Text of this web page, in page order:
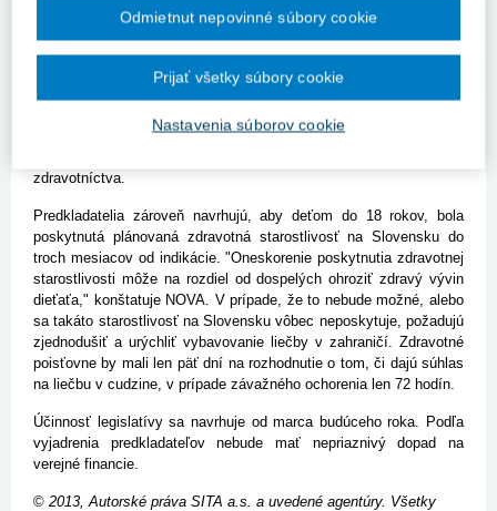
pre neho veľkou záťažou. "V prípade častých infekčných ochorení
u detí môže navyše choré dieťa nakaziť ďalšie deti v čakárni
lekára," uvádza skupina poslancov v návrhu s tým, že návšteva
v domácom prostredí dieťaťa je v mnohých prípadoch
poisťovne boli povinné plne uhradiť návštevu všeobecného lekára
doma u dieťaťa do 11 rokov veku, ak si to jeho stav bude
zdravotníctva.
Predkladatelia zároveň navrhujú, aby deťom do 18 rokov, bola
poskytnutá plánovaná zdravotná starostlivosť na Slovensku do
troch mesiacov od indikácie. "Oneskorenie poskytnutia zdravotnej
starostlivosti môže na rozdiel od dospelých ohroziť zdravý vývin
dieťaťa," konštatuje NOVA. V prípade, že to nebude možné, alebo
sa takáto starostlivosť na Slovensku vôbec neposkytuje, požadujú
zjednodušiť a urýchliť vybavovanie liečby v zahraničí. Zdravotné
poisťovne by mali len päť dní na rozhodnutie o tom, či dajú súhlas
na liečbu v cudzine, v prípade závažného ochorenia len 72 hodín.
Účinnosť legislatívy sa navrhuje od marca budúceho roka. Podľa
vyjadrenia predkladateľov nebude mať nepriaznivý dopad na
verejné financie.
© 2013, Autorské práva SITA a.s. a uvedené agentúry. Všetky
Nastavenia súborov cookie
Odmietnut nepovinné súbory cookie
Prijať všetky súbory cookie